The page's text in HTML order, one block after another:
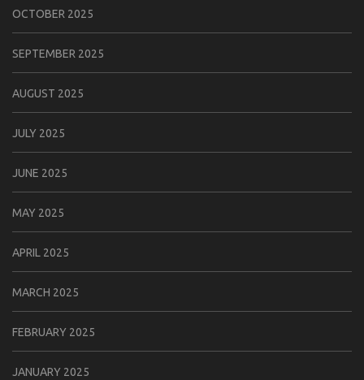
OCTOBER 2025
SEPTEMBER 2025
AUGUST 2025
JULY 2025
JUNE 2025
MAY 2025
APRIL 2025
MARCH 2025
FEBRUARY 2025
JANUARY 2025